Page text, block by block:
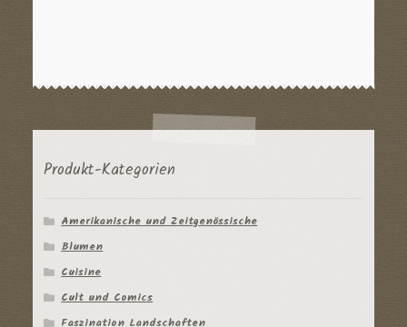
Produkt-Kategorien
Amerikanische und Zeitgenössische
Blumen
Cuisine
Cult und Comics
Faszination Landschaften